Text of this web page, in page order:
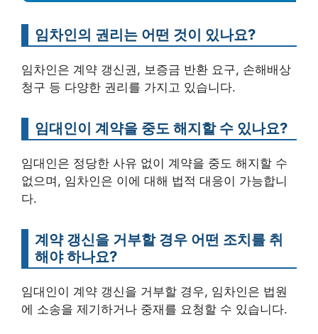
임차인의 권리는 어떤 것이 있나요?
임차인은 계약 갱신권, 보증금 반환 요구, 손해배상
청구 등 다양한 권리를 가지고 있습니다.
임대인이 계약을 중도 해지할 수 있나요?
임대인은 정당한 사유 없이 계약을 중도 해지할 수
없으며, 임차인은 이에 대해 법적 대응이 가능합니
다.
계약 갱신을 거부할 경우 어떤 조치를 취
해야 하나요?
임대인이 계약 갱신을 거부할 경우, 임차인은 법원
에 소송을 제기하거나 중재를 요청할 수 있습니다.